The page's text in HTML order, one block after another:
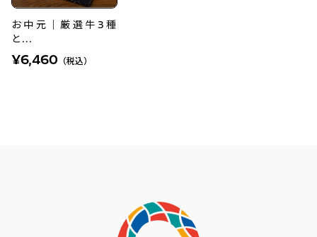
お中元｜厳選牛3種
と...
¥6,460 （税込）